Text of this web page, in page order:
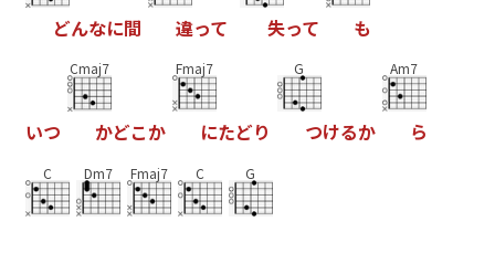
どんなに間 違って 失って も
いつ
Cmaj7
かどこか
Fmaj7
にたどり
G
つけるか
Am7
ら
C Dm7 Fmaj7 C G